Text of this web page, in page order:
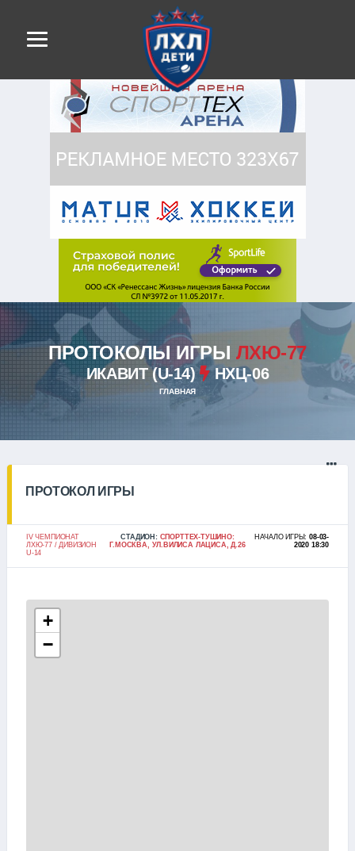
ПРОТОКОЛЫ ИГРЫ ЛХЮ-77
ИКАВИТ (U-14) НХЦ-06
ГЛАВНАЯ
ПРОТОКОЛ ИГРЫ
IV ЧЕМПИОНАТ
ЛХЮ-77 / ДИВИЗИОН
U-14
СТАДИОН: СПОРТТЕХ-ТУШИНО:
Г.МОСКВА, УЛ.ВИЛИСА ЛАЦИСА, Д.26
НАЧАЛО ИГРЫ:08-03-
2020 18:30
+
−